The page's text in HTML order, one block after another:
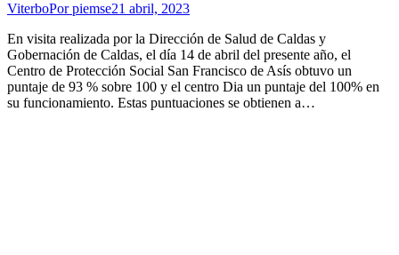
ViterboPorpiemse21 abril, 2023
En visita realizada por la Dirección de Salud de Caldas y
Gobernación de Caldas, el día 14 de abril del presente año, el
Centro de Protección Social San Francisco de Asís obtuvo un
puntaje de 93 % sobre 100 y el centro Dia un puntaje del 100% en
su funcionamiento. Estas puntuaciones se obtienen a…